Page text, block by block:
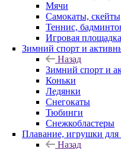
Мячи
Самокаты,
Теннис,
Игровая площадка
Зимний спорт и
Назад
Зимний спорт и
Коньки
Ледянки
Снегокаты
Тюбинги
Снежкобластеры
Плавание, игрушки
Назад